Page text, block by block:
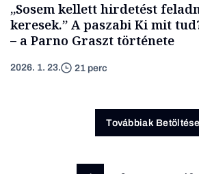
„Sosem kellett hirdetést
keresek.” A paszabi Ki mit
– a Parno Graszt története
2026. 1. 23. 21 perc
Továbbiak Betöltése